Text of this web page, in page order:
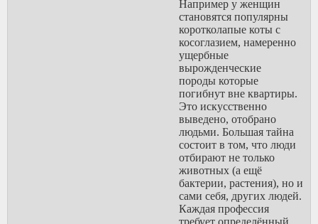
Например у женщин
становятся популярны
коротколапые коты с
косоглазием, намеренно
ущербные
вырожденческие
породы которые
погибнут вне квартиры.
Это искусственно
выведено, отобрано
людьми. Большая тайна
состоит в том, что люди
отбирают не только
животных (а ещё
бактерии, растения), но и
сами себя, других людей.
Каждая профессия
требует определённый